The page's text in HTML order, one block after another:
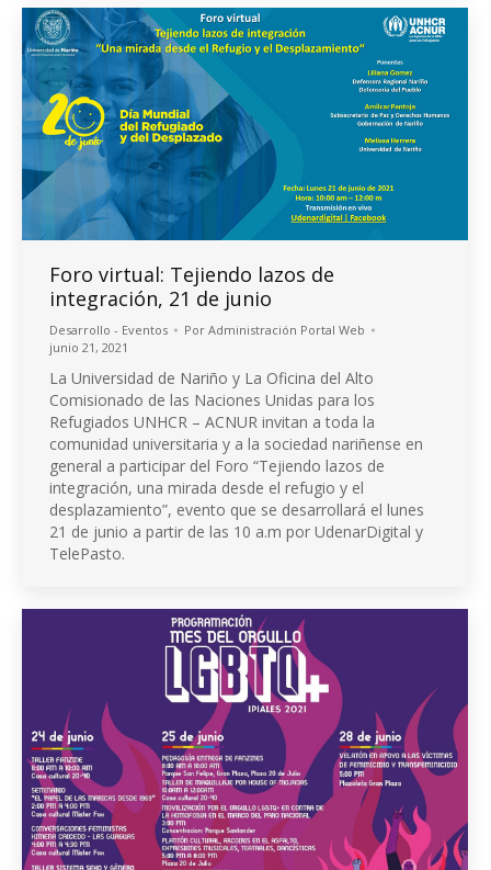
Foro virtual: Tejiendo lazos de
integración, 21 de junio
Desarrollo - Eventos Por Administración Portal Web
junio 21, 2021
La Universidad de Nariño y La Oficina del Alto
Comisionado de las Naciones Unidas para los
Refugiados UNHCR – ACNUR invitan a toda la
comunidad universitaria y a la sociedad nariñense en
general a participar del Foro “Tejiendo lazos de
integración, una mirada desde el refugio y el
desplazamiento”, evento que se desarrollará el lunes
21 de junio a partir de las 10 a.m por UdenarDigital y
TelePasto.